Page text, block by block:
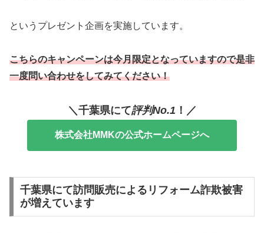
というプレゼント企画を実施しています。
こちらのキャンペーンは今月限定となっていますので是非
一度問い合わせをしてみてください！
＼千葉県にて評判No.1 ！／
株式会社MMKの公式ホームページへ
千葉県にて訪問販売によるリフォーム詐欺被害
が増えています